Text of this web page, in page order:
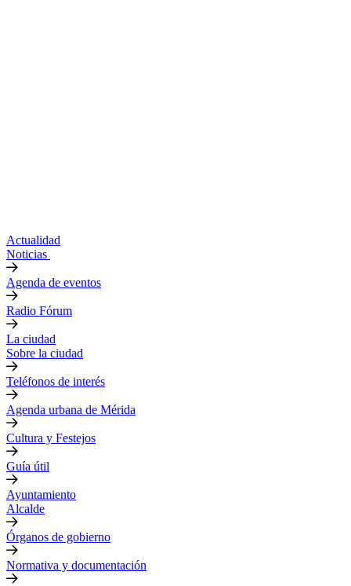
Actualidad
Noticias
Agenda de eventos
Radio Fórum
La ciudad
Sobre la ciudad
Teléfonos de interés
Agenda urbana de Mérida
Cultura y Festejos
Guía útil
Ayuntamiento
Alcalde
Órganos de gobierno
Normativa y documentación